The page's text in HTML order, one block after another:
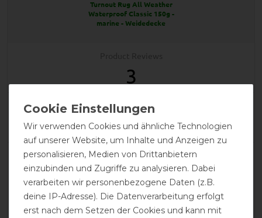
Turnout Rug All Weather
Waterproof Classic 150g -
marine - Weidedecke
3
Product Rating
5/5
product experience
calculated from 3 customer reviews
Wir verwenden Cookies und ähnliche Technologien
auf unserer Website, um Inhalte und Anzeigen zu
personalisieren, Medien von Drittanbietern
einzubinden und Zugriffe zu analysieren. Dabei
verarbeiten wir personenbezogene Daten (z.B.
deine IP-Adresse). Die Datenverarbeitung erfolgt
erst nach dem Setzen der Cookies und kann mit